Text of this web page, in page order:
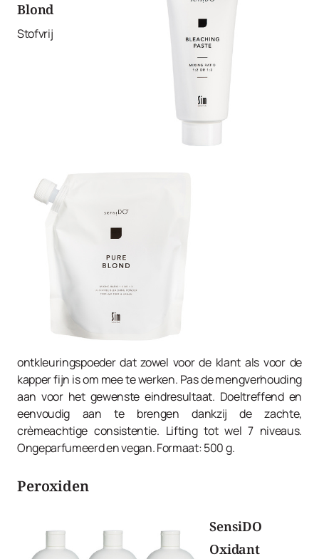
Blond
Stofvrij
ontkleuringspoeder dat zowel voor de klant als voor de
kapper fijn is om mee te werken. Pas de mengverhouding
aan voor het gewenste eindresultaat. Doeltreffend en
eenvoudig aan te brengen dankzij de zachte,
crèmeachtige consistentie. Lifting tot wel 7 niveaus.
Ongeparfumeerd en vegan. Formaat: 500 g.
Peroxiden
SensiDO
Oxidant